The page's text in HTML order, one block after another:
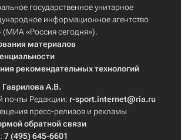
государственное унитарное
информационное агентство
(МИА «Россия сегодня»).
материалов
рекомендательных технологий
Гаврилова А.В.
почты Редакции: r-sport.internet@ria.ru
пресс-релизов и рекламы
обратной связи
7 (495) 645-6601